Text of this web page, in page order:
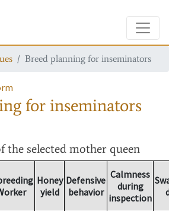
Breed planning for inseminators
for inseminators
the selected mother queen
Honey
yield
Defensive
behavior
Calmness
during
inspection